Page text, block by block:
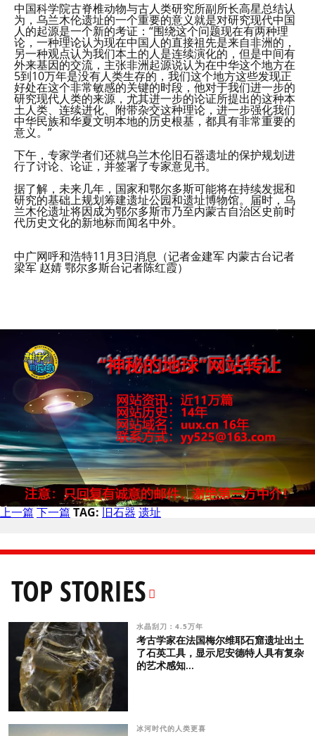
中国科学院古脊椎动物与古人类研究所副所长高星总结认
为，乌兰木伦遗址的一个重要的意义就是对研究现代中国
人的起源是一个新的考证：“围绕这个问题现在有两种理
论，一种理论认为现在中国人的直接祖先是来自非洲的，
另一种观点认为我们本土的人是连续演化的，但是中间有
外来基因的交流，主张非洲起源说认为在中华这个地方在
5到10万年是没有人类生存的，我们这个地方这些发现正
好处在这个非常敏感的关键的时段，他对于我们进一步的
研究现代人类的来源，尤其进一步的论证所提出的这种本
土人类、连续进化、附带杂交这种理论，进一步强化我们
中华民族和华夏文明本地的历史根基，都具有非常重要的
意义。”
下午，专家学者们还就乌兰木伦旧石器遗址的保护规划进
行了讨论、论证，并签署了专家意见书。
据了解，未来几年，国家和鄂尔多斯可能将在持续发掘和
研究的基础上规划筹建遗址公园和遗址博物馆。届时，乌
兰木伦遗址将因成为鄂尔多斯市乃至内蒙古自治区史前时
代历史文化的新地标而闻名中外。
中广网呼和浩特11月3日消息（记者金建军 内蒙古台记者
梁军 赵婧 鄂尔多斯台记者陈红霞）
上一篇 下一篇 TAG: 旧石器 遗址
TOP STORIES
水晶刮刀：4.5万年
考古学家在法国梅尔维耶石窟遗址出土
了石英工具，显示尼安德特人具有复杂
的艺术感知...
冰河时代的人类更喜